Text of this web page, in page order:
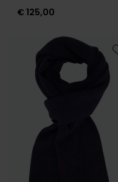
Roy Robson
Schiesser
Secrid
Slater
State of Art
€ 125,00